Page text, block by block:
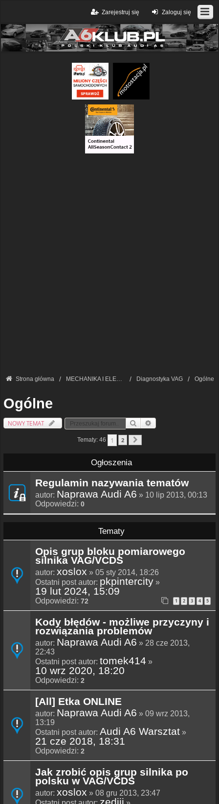
Zaloguj się
Zarejestruj się
Strona główna MECHANIKA I ELEKTRONIKA — FORUM TECHNICZNE Diagnostyka VAG Ogólne
Ogólne
NOWY TEMAT Szukaj
Tematy: 46 1 2
Ogłoszenia
Regulamin nazywania tematów
autor: Naprawa Audi A6 » 10 lip 2013, 00:13
Odpowiedzi: 0
Tematy
Opis grup bloku pomiarowego
silnika VAG/VCDS
autor: xoslox » 05 sty 2014, 18:26
Ostatni post autor: pkpintercity »
19 lut 2024, 15:09
Odpowiedzi: 72 1 2 3 4 5
Kody błędów - możliwe przyczyny i
rozwiązania problemów
autor: Naprawa Audi A6 » 28 cze 2013,
22:43
Ostatni post autor: tomek414 »
10 wrz 2020, 18:20
Odpowiedzi: 2
[All] Etka ONLINE
autor: Naprawa Audi A6 » 09 wrz 2013,
13:19
Ostatni post autor: Audi A6 Warsztat »
21 cze 2018, 18:31
Odpowiedzi: 2
Jak zrobić opis grup silnika po
polsku w VAG/VCDS
autor: xoslox » 08 gru 2013, 23:47
zediii